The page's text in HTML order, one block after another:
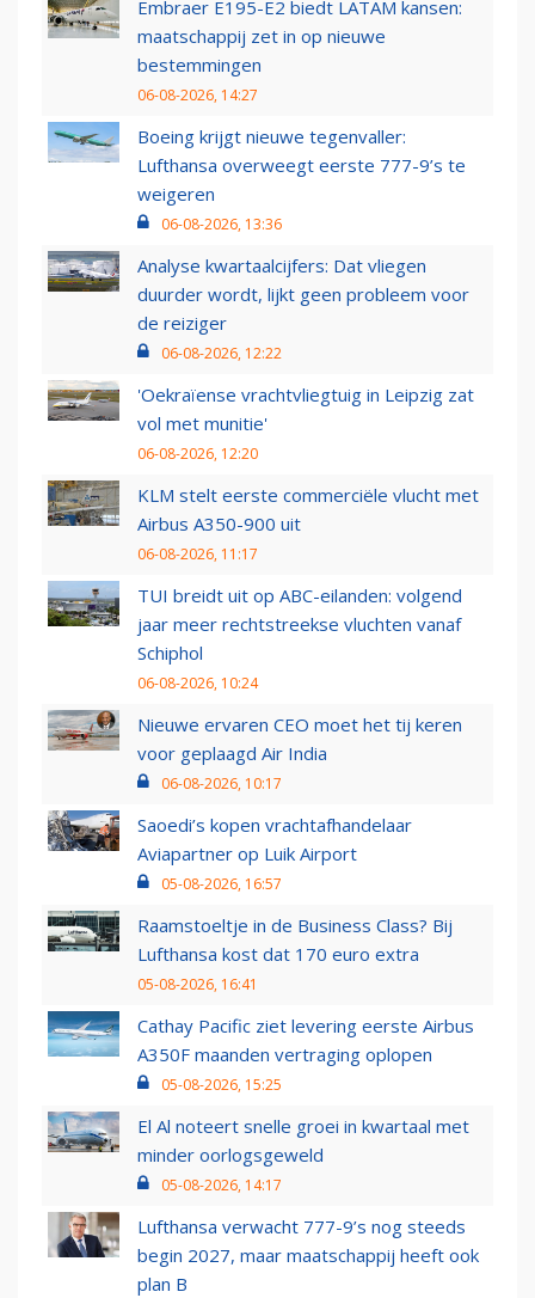
Embraer E195-E2 biedt LATAM kansen:
maatschappij zet in op nieuwe
bestemmingen
06-08-2026, 14:27
Boeing krijgt nieuwe tegenvaller:
Lufthansa overweegt eerste 777-9’s te
weigeren
06-08-2026, 13:36
Analyse kwartaalcijfers: Dat vliegen
duurder wordt, lijkt geen probleem voor
de reiziger
06-08-2026, 12:22
'Oekraïense vrachtvliegtuig in Leipzig zat
vol met munitie'
06-08-2026, 12:20
KLM stelt eerste commerciële vlucht met
Airbus A350-900 uit
06-08-2026, 11:17
TUI breidt uit op ABC-eilanden: volgend
jaar meer rechtstreekse vluchten vanaf
Schiphol
06-08-2026, 10:24
Nieuwe ervaren CEO moet het tij keren
voor geplaagd Air India
06-08-2026, 10:17
Saoedi’s kopen vrachtafhandelaar
Aviapartner op Luik Airport
05-08-2026, 16:57
Raamstoeltje in de Business Class? Bij
Lufthansa kost dat 170 euro extra
05-08-2026, 16:41
Cathay Pacific ziet levering eerste Airbus
A350F maanden vertraging oplopen
05-08-2026, 15:25
El Al noteert snelle groei in kwartaal met
minder oorlogsgeweld
05-08-2026, 14:17
Lufthansa verwacht 777-9’s nog steeds
begin 2027, maar maatschappij heeft ook
plan B